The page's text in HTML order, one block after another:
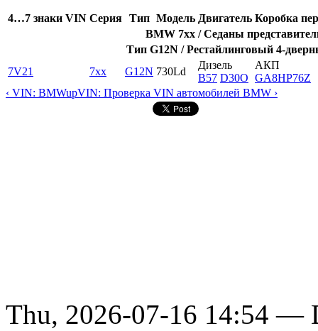
4…7 знаки VIN Серия Тип Модель Двигатель Коробка
BMW 7xx / Седаны
Тип G12N / Рестайлинговый 4-
7V21
7xx G12N 730Ld
Дизель
B57 D30O
АКП
GA8HP76Z
‹ VIN: BMWupVIN: Проверка VIN автомобилей BMW ›
Thu, 2026-07-16 14:54 —